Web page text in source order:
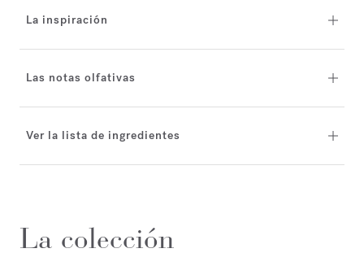
La inspiración
Las notas olfativas
Ver la lista de ingredientes
La colección